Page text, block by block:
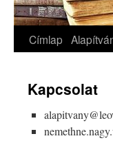
Címlap
Kapcsolat